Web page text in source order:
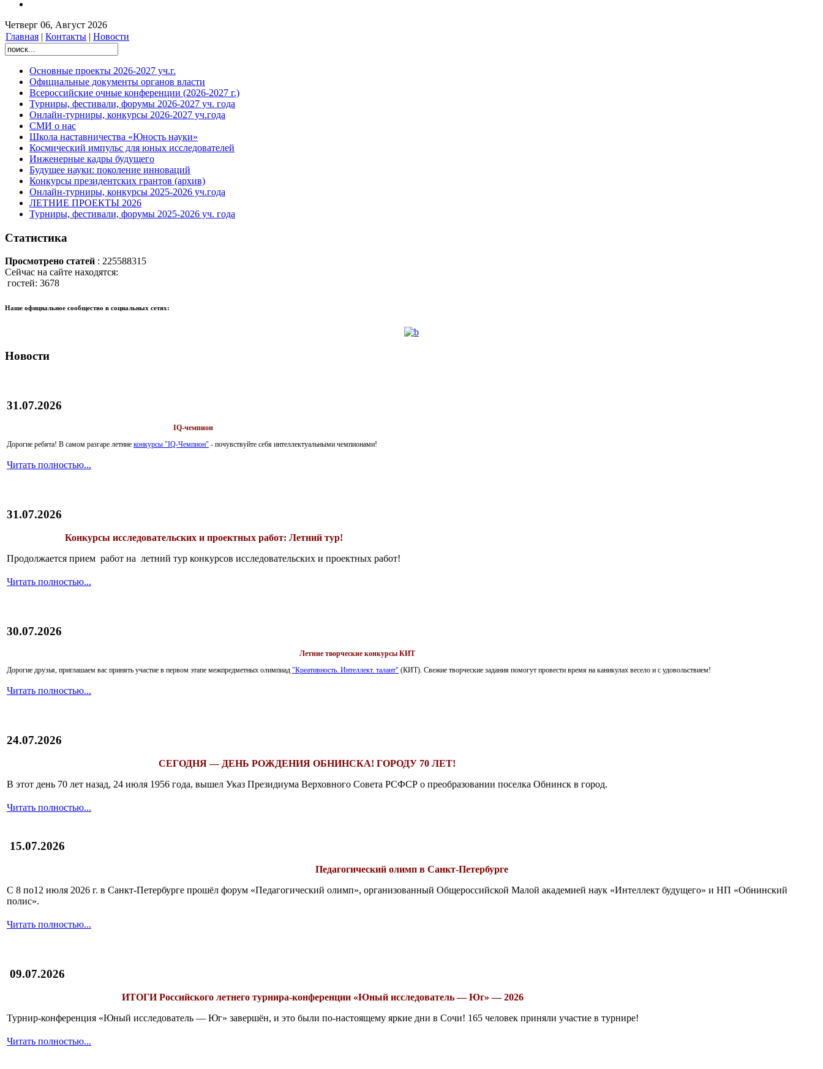
Четверг 06, Август 2026
Главная | Контакты | Новости
Основные проекты 2026-2027 уч.г.
Официальные документы органов власти
Всероссийские очные конференции (2026-2027 г.)
Турниры, фестивали, форумы 2026-2027 уч. года
Онлайн-турниры, конкурсы 2026-2027 уч.года
СМИ о нас
Школа наставничества «Юность науки»
Космический импульс для юных исследователей
Инженерные кадры будущего
Будущее науки: поколение инноваций
Конкурсы президентских грантов (архив)
Онлайн-турниры, конкурсы 2025-2026 уч.года
ЛЕТНИЕ ПРОЕКТЫ 2026
Турниры, фестивали, форумы 2025-2026 уч. года
Статистика
Просмотрено статей : 225588315
Сейчас на сайте находятся:
гостей: 3678
Наше официальное сообщество в социальных сетях:
Новости
31.07.2026
IQ-чемпион
Дорогие ребята! В самом разгаре летние конкурсы "IQ-Чемпион" - почувствуйте себя интеллектуальными чемпионами!
Читать полностью...
31.07.2026
Конкурсы исследовательских и проектных работ: Летний тур!
Продолжается прием работ на летний тур конкурсов исследовательских и проектных работ!
Читать полностью...
30.07.2026
Летние творческие конкурсы КИТ
Дорогие друзья, приглашаем вас принять участие в первом этапе межпредметных олимпиад "Креативность. Интеллект. талант" (КИТ). Свежие творческие задания помогут провести время на каникулах весело и с удовольствием!
Читать полностью...
24.07.2026
СЕГОДНЯ — ДЕНЬ РОЖДЕНИЯ ОБНИНСКА! ГОРОДУ 70 ЛЕТ!
В этот день 70 лет назад, 24 июля 1956 года, вышел Указ Президиума Верховного Совета РСФСР о преобразовании поселка Обнинск в город.
Читать полностью...
15.07.2026
Педагогический олимп в Санкт-Петербурге
С 8 по12 июля 2026 г. в Санкт-Петербурге прошёл форум «Педагогический олимп», организованный Общероссийской Малой академией наук «Интеллект будущего» и НП «Обнинский
полис».
Читать полностью...
09.07.2026
ИТОГИРоссийского летнего турнира-конференции «Юный исследователь — Юг» — 2026
Турнир-конференция «Юный исследователь — Юг» завершён, и это были по-настоящему яркие дни в Сочи! 165 человек приняли участие в турнире!
Читать полностью...